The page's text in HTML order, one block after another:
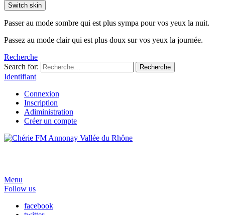
Switch skin
Passer au mode sombre qui est plus sympa pour vos yeux la nuit.
Passez au mode clair qui est plus doux sur vos yeux la journée.
Recherche
Search for:
Recherche
Identifiant
Connexion
Inscription
Adiministration
Créer un compte
Menu
Follow us
facebook